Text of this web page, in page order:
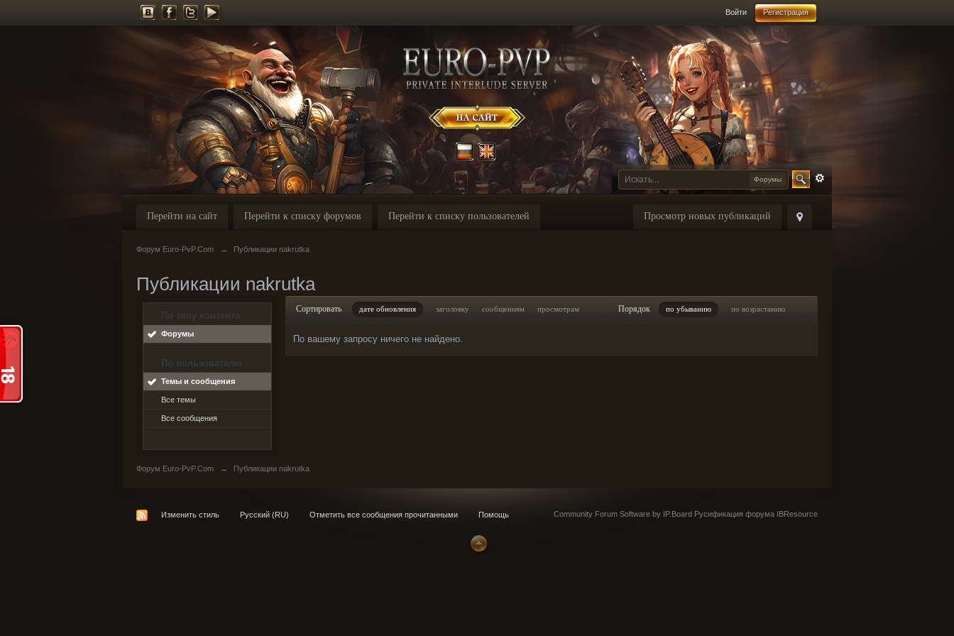
Войти Регистрация
Форумы
Просмотр новых публикаций
Перейти на сайт Перейти к списку форумов Перейти к списку пользователей
Форум Euro-PvP.Com → Публикации nakrutka
Публикации nakrutka
По типу контента
Форумы
По пользователю
Темы и сообщения
Все темы
Все сообщения
Сортировать дате обновления заголовку сообщениям просмотрам Порядок по убыванию по возрастанию
По вашему запросу ничего не найдено.
Форум Euro-PvP.Com → Публикации nakrutka
Изменить стиль Русский (RU) Отметить все сообщения прочитанными Помощь Community Forum Software by IP.Board Русификация форума IBResource